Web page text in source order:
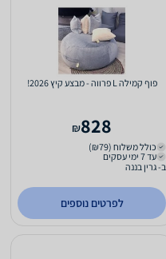
פוף קמילה L פרווה - מבצע קיץ 2026!
828
₪
כולל משלוח (₪79)
עד 7 ימי עסקים
ב- גרין בננה
לפרטים נוספים